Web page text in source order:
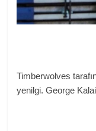
Timberwolves
yenilgi. George